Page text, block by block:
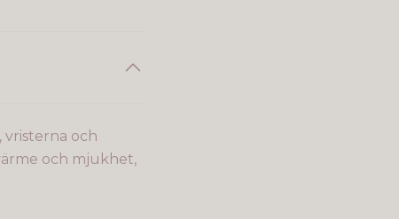
och
och mjukhet,